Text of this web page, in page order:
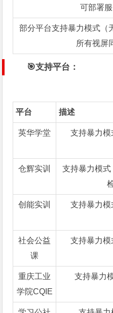
可部署
部分平台支持暴力模式（
所有视屏
🎯支持平台：
平台 描述
英华学堂 支持暴力模
仓辉实训
支持暴力模
创能实训 支持暴力模
社会公益
课
支持暴力模
重庆工业
学院CQIE
支持暴力